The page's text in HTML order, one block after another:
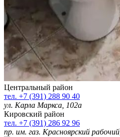
Центральный район
тел. +7 (391) 288 90 40
ул. Карла Маркса, 102а
Кировский район
тел. +7 (391) 286 92 96
пр. им. газ. Красноярский